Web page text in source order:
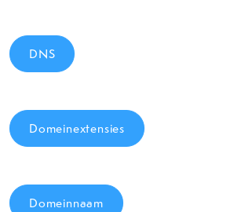
DNS
Domeinextensies
Domeinnaam